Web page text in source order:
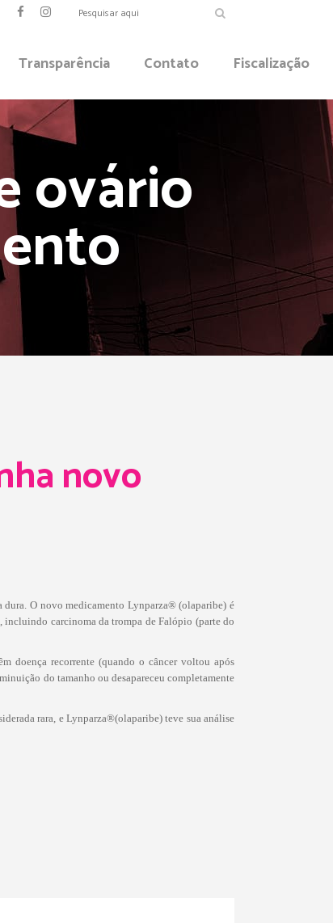
Transparência Contato Fiscalização
ovário
novo
O novo medicamento Lynparza® (olaparibe) é
incluindo carcinoma da trompa de Falópio (parte do
doença recorrente (quando o câncer voltou após
do tamanho ou desapareceu completamente
rara, e Lynparza®(olaparibe) teve sua análise